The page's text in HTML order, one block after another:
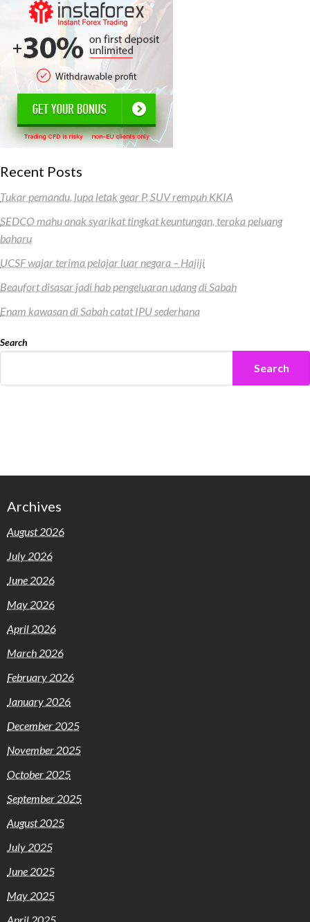
Recent Posts
Tukar pemandu, lupa letak gear P, SUV rempuh KKIA
SEDCO mahu anak syarikat tingkat keuntungan, teroka peluang
baharu
UCSF wajar terima pelajar luar negara – Hajiji
Beaufort disasar jadi hab pengeluaran udang di Sabah
Enam kawasan di Sabah catat IPU sederhana
Search
Search
Archives
August 2026
July 2026
June 2026
May 2026
April 2026
March 2026
February 2026
January 2026
December 2025
November 2025
October 2025
September 2025
August 2025
July 2025
June 2025
May 2025